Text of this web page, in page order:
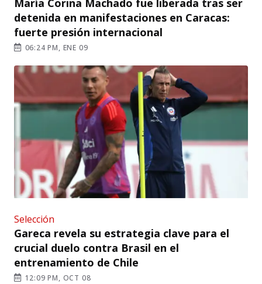
María Corina Machado fue liberada tras ser
detenida en manifestaciones en Caracas:
fuerte presión internacional
06:24 PM, ENE 09
Selección
Gareca revela su estrategia clave para el
crucial duelo contra Brasil en el
entrenamiento de Chile
12:09 PM, OCT 08